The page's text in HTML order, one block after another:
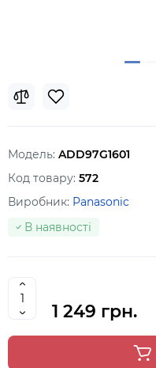
Модель: ADD97G1601
Код товару: 572
Виробник: Panasonic
В наявності
1 249 грн.